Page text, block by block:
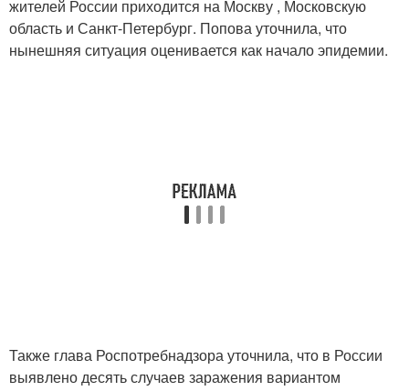
жителей России приходится на Москву , Московскую
область и Санкт-Петербург. Попова уточнила, что
нынешняя ситуация оценивается как начало эпидемии.
Также глава Роспотребнадзора уточнила, что в России
выявлено десять случаев заражения вариантом